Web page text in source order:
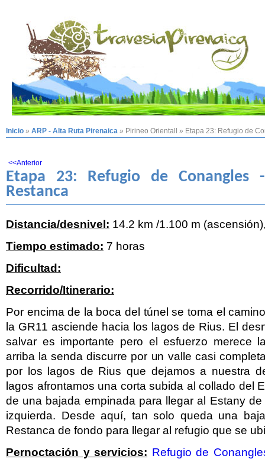
Inicio » ARP - Alta Ruta Pirenaica » Pirineo Orientall » Etapa 23: Refugio de
<<Anterior
Etapa 23: Refugio de
Restanca
Distancia/desnivel: 14.2 km /1.100 m
Tiempo estimado: 7 horas
Dificultad:
Recorrido/Itinerario:
Por encima de la boca del túnel se toma el
la GR11 asciende hacia los lagos de Rius. El
salvar es importante pero el esfuerzo merece
arriba la senda discurre por un valle casi
por los lagos de Rius que dejamos a nuestra
lagos afrontamos una corta subida al collado del
de una bajada empinada para llegar al Estany
izquierda. Desde aquí, tan solo queda una
Restanca de fondo para llegar al refugio que se
Pernoctación y servicios: Refugio de